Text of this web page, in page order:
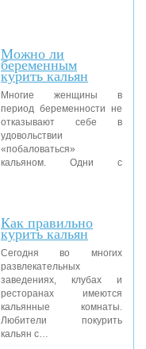
Можно ли
беременным
курить кальян
Многие женщины в
период беременности не
отказывают себе в
удовольствии
«побаловаться»
кальяном. Одни с
Как правильно
курить кальян
Сегодня во многих
развлекательных
заведениях, клубах и
ресторанах имеются
кальянные комнаты.
Любители покурить
кальян с…